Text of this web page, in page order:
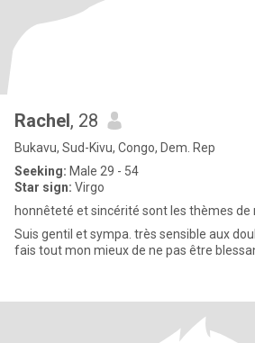
Rachel, 28
Bukavu, Sud-Kivu, Congo, Dem. Rep
Seeking: Male 29 - 54
Star sign: Virgo
honnêteté et sincérité sont les thèmes de
Suis gentil et sympa. très sensible aux
fais tout mon mieux de ne pas être